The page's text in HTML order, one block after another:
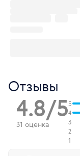
Отзывы
4.8/5
31 оценка
5
4
3
2
1